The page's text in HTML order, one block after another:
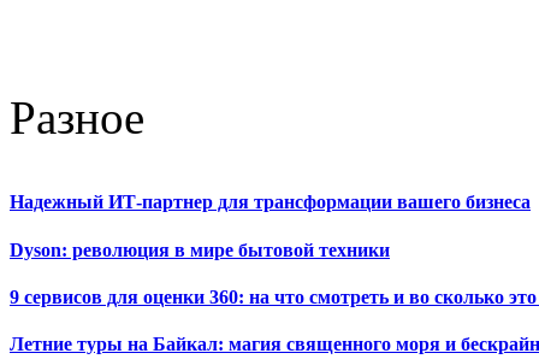
Разное
Надежный ИТ-партнер для трансформации вашего бизнеса
Dyson: революция в мире бытовой техники
9 сервисов для оценки 360: на что смотреть и во сколько это
Летние туры на Байкал: магия священного моря и